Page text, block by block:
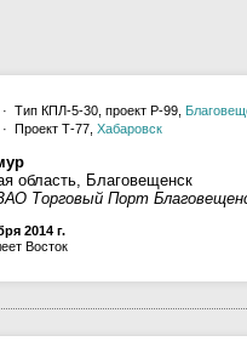
· Тип КПЛ-5-30, проект Р-99,
· Проект Т-77, Хабаровск
область, Благовещенск
Торговый Порт
2014 г.
Восток